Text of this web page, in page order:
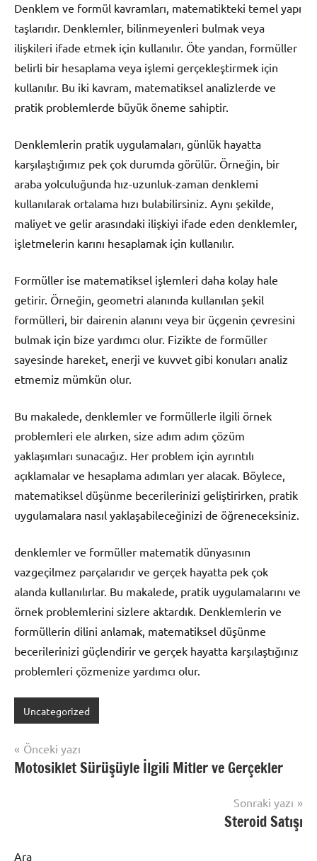
Denklem ve formül kavramları, matematikteki temel yapı
taşlarıdır. Denklemler, bilinmeyenleri bulmak veya
ilişkileri ifade etmek için kullanılır. Öte yandan, formüller
belirli bir hesaplama veya işlemi gerçekleştirmek için
kullanılır. Bu iki kavram, matematiksel analizlerde ve
pratik problemlerde büyük öneme sahiptir.
Denklemlerin pratik uygulamaları, günlük hayatta
karşılaştığımız pek çok durumda görülür. Örneğin, bir
araba yolculuğunda hız-uzunluk-zaman denklemi
kullanılarak ortalama hızı bulabilirsiniz. Aynı şekilde,
maliyet ve gelir arasındaki ilişkiyi ifade eden denklemler,
işletmelerin karını hesaplamak için kullanılır.
Formüller ise matematiksel işlemleri daha kolay hale
getirir. Örneğin, geometri alanında kullanılan şekil
formülleri, bir dairenin alanını veya bir üçgenin çevresini
bulmak için bize yardımcı olur. Fizikte de formüller
sayesinde hareket, enerji ve kuvvet gibi konuları analiz
etmemiz mümkün olur.
Bu makalede, denklemler ve formüllerle ilgili örnek
problemleri ele alırken, size adım adım çözüm
yaklaşımları sunacağız. Her problem için ayrıntılı
açıklamalar ve hesaplama adımları yer alacak. Böylece,
matematiksel düşünme becerilerinizi geliştirirken, pratik
uygulamalara nasıl yaklaşabileceğinizi de öğreneceksiniz.
denklemler ve formüller matematik dünyasının
vazgeçilmez parçalarıdır ve gerçek hayatta pek çok
alanda kullanılırlar. Bu makalede, pratik uygulamalarını ve
örnek problemlerini sizlere aktardık. Denklemlerin ve
formüllerin dilini anlamak, matematiksel düşünme
becerilerinizi güçlendirir ve gerçek hayatta karşılaştığınız
problemleri çözmenize yardımcı olur.
Uncategorized
Yazı
gezinmesi
Önceki yazı
Motosiklet Sürüşüyle İlgili Mitler ve Gerçekler
Sonraki yazı
Steroid Satışı
Ara